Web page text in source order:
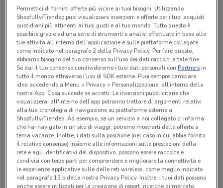
Ci dispiace, al momento non abbiamo pubblicato
volantini nella tua zona. Riprova più tardi.
Permettici di fornirti offerte più vicine ai tuoi bisogni: Utilizzando
Shopfully/Tiendeo puoi visualizzare inserzioni e offerte per i tuoi acquisti
quotidiani più attinenti ai tuoi gusti e al tuo mondo. Tutto questo è
possibile grazie ad una serie di strumenti e analisi effettuate in base alle
tue attività all'interno dell'applicazione e sulle piattaforme collegate,
come indicato nel paragrafo 2 della Privacy Policy. Per fare questo,
abbiamo bisogno del tuo consenso sull'uso dei dati raccolti a tale fine.
Se dai il tuo consenso condivideremo i tuoi dati personali conPartnersin
tutto il mondo attraverso l’uso di SDK esterne. Puoi sempre cambiare
idea accedendo a Menu > Privacy > Personalizzazione, all’interno della
nostra App. Cosa succede se accetti: Le inserzioni pubblicitarie che
visualizzerai all'interno dell’app potranno trattare di argomenti relativi
alla tua cronologia di navigazione su piattaforme esterne a
Shopfully/Tiendeo. Ad esempio, se un servizio a noi collegato ci informa
che hai navigato in un sito di viaggi, potremo mostrarti delle offerte a
tema vacanze. Inoltre, i dati sulla posizione (nel caso in cui abbia fornito
il relativo consenso) insieme alle informazioni sulle prestazioni della
rete e agli identificativi del dispositivo, possono essere raccolte e
condivisi con terze parti per comprendere e migliorare la connettività e
le esperienze applicative sulle delle reti wireless, come meglio indicato
nel paragrafo 13.b della nostra Privacy Policy. Inoltre, i tuoi dati possono
anche essere utilizzati per la creazione di report, ricerche di mercato,